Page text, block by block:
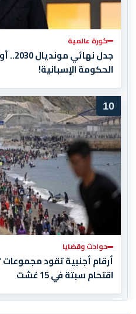
كورة عالمية
جدل
الحكومة الإسبانية!
10
حوادث وقضايا
أرقام أجنبية تقود
اقتحام سبتة في 15 غشت